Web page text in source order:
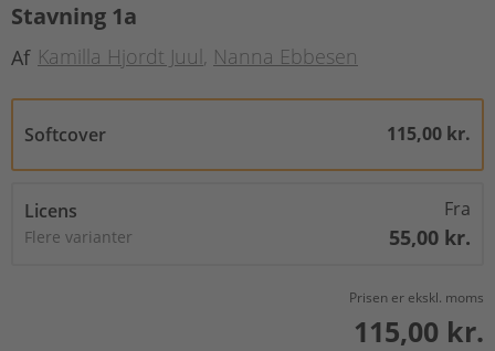
Stavning 1a
Af Kamilla Hjordt Juul Nanna Ebbesen
Softcover 115,00 kr.
Licens
Flere varianter
Fra
55,00 kr.
Prisen er ekskl. moms
115,00 kr.